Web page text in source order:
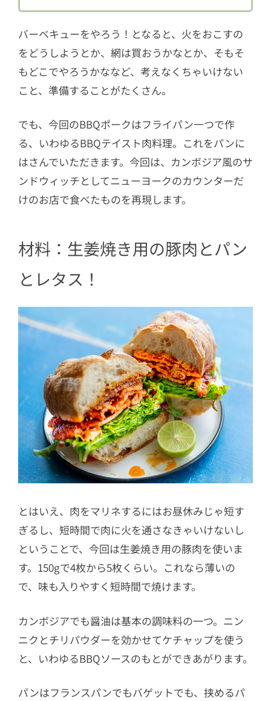
4たまには健康志向を忘れるのも正
解？！
バーベキューをやろう！となると、火をおこすの
をどうしようとか、網は買おうかなとか、そもそ
もどこでやろうかななど、考えなくちゃいけない
こと、準備することがたくさん。
でも、今回のBBQポークはフライパン一つで作
る、いわゆるBBQテイスト肉料理。これをパンに
はさんでいただきます。今回は、カンボジア風のサ
ンドウィッチとしてニューヨークのカウンターだ
けのお店で食べたものを再現します。
材料：生姜焼き用の豚肉とパン
とレタス！
とはいえ、肉をマリネするにはお昼休みじゃ短す
ぎるし、短時間で肉に火を通さなきゃいけないし
ということで、今回は生姜焼き用の豚肉を使いま
す。150gで4枚から5枚くらい。これなら薄いの
で、味も入りやすく短時間で焼けます。
カンボジアでも醤油は基本の調味料の一つ。ニン
ニクとチリパウダーを効かせてケチャップを使う
と、いわゆるBBQソースのもとができあがります。
パンはフランスパンでもバゲットでも、挟めるパ